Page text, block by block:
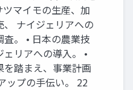
ツマイモの生産、加
ナイジェリアへの
。 • 日本の農業技
リアへの導入。 •
を踏まえ、事業計画
ップの手伝い。 22